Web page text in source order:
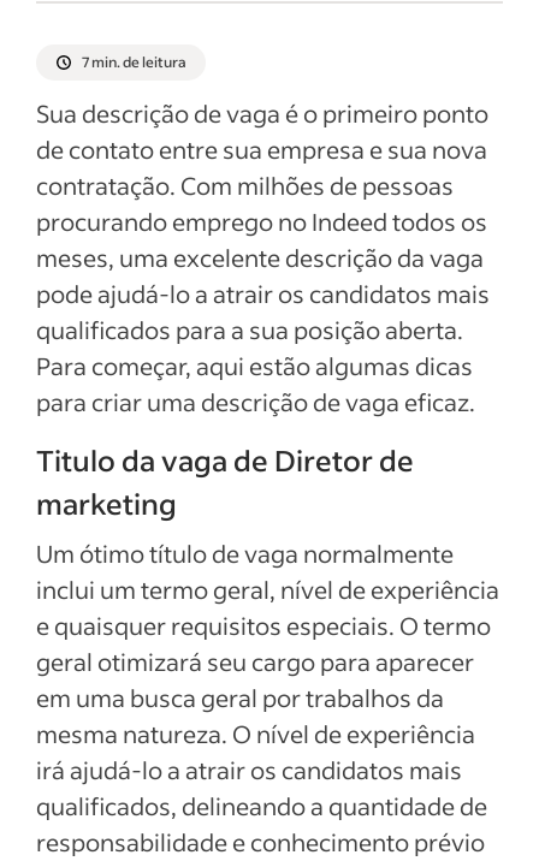
Resumo da vaga de Diretor de marketing
Responsabilidades e deveres de Diretor de
marketing
Qualificações e habilidades de Diretor de
marketing
Exemplos de descrição da vaga
Ver mais
7 min. de leitura
Sua descrição de vaga é o primeiro ponto
de contato entre sua empresa e sua nova
contratação. Com milhões de pessoas
procurando emprego no Indeed todos os
meses, uma excelente descrição da vaga
pode ajudá-lo a atrair os candidatos mais
qualificados para a sua posição aberta.
Para começar, aqui estão algumas dicas
para criar uma descrição de vaga eficaz.
Titulo da vaga de Diretor de
marketing
Um ótimo título de vaga normalmente
inclui um termo geral, nível de experiência
e quaisquer requisitos especiais. O termo
geral otimizará seu cargo para aparecer
em uma busca geral por trabalhos da
mesma natureza. O nível de experiência
irá ajudá-lo a atrair os candidatos mais
qualificados, delineando a quantidade de
responsabilidade e conhecimento prévio